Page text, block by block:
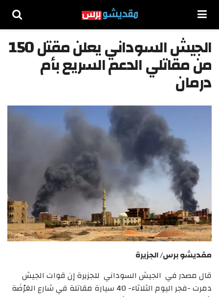
الجيش السوداني يعلن مقتل 150
من مقاتلي الدعم السريع بأم
درمان
مقديشو برس/ الجزيرة
قال مصدر في الجيش السوداني للجزيرة إن قوات الجيش
دمرت -فجر اليوم الثلاثاء- 40 سيارة مقاتلة في شارع العَرْضَة